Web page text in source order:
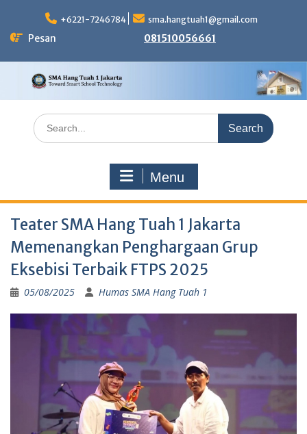
content
+6221-7246784 sma.hangtuah1@gmail.com
Pesan 081510056661
Search
for:
Menu
Teater SMA Hang Tuah 1 Jakarta
Memenangkan Penghargaan Grup
Eksebisi Terbaik FTPS 2025
05/08/2025 Humas SMA Hang Tuah 1